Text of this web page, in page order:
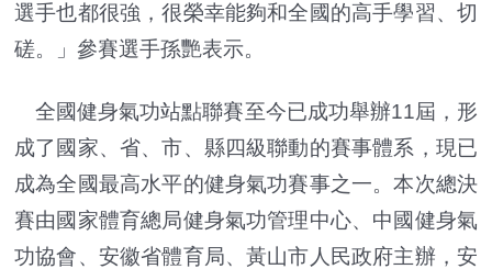
選手也都很強，很榮幸能夠和全國的高手學習、切
磋。」參賽選手孫艷表示。
全國健身氣功站點聯賽至今已成功舉辦11屆，形
成了國家、省、市、縣四級聯動的賽事體系，現已
成為全國最高水平的健身氣功賽事之一。本次總決
賽由國家體育總局健身氣功管理中心、中國健身氣
功協會、安徽省體育局、黃山市人民政府主辦，安